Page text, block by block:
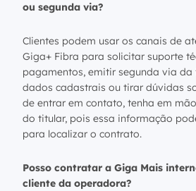
ou segunda via?
Clientes podem usar os canais de
Giga+ Fibra para solicitar suporte
pagamentos, emitir segunda via
dados cadastrais ou tirar dúvidas
de entrar em contato, tenha em
do titular, pois essa informação
para localizar o contrato.
Posso contratar a Giga Mais
cliente da operadora?